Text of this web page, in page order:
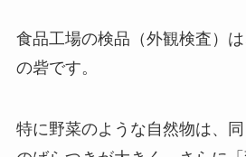
食品工場の検品（外観検査）
の砦です。
特に野菜のような自然物は、